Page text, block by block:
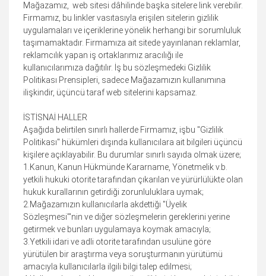
Mağazamız, web sitesi dâhilinde başka sitelere link verebilir.
Firmamız, bu linkler vasıtasıyla erişilen sitelerin gizlilik
uygulamaları ve içeriklerine yönelik herhangi bir sorumluluk
taşımamaktadır. Firmamıza ait sitede yayınlanan reklamlar,
reklamcılık yapan iş ortaklarımız aracılığı ile
kullanıcılarımıza dağıtılır. İş bu sözleşmedeki Gizlilik
Politikası Prensipleri, sadece Mağazamızın kullanımına
ilişkindir, üçüncü taraf web sitelerini kapsamaz.
İSTİSNAİ HALLER
Aşağıda belirtilen sınırlı hallerde Firmamız, işbu "Gizlilik
Politikası" hükümleri dışında kullanıcılara ait bilgileri üçüncü
kişilere açıklayabilir. Bu durumlar sınırlı sayıda olmak üzere;
1.Kanun, Kanun Hükmünde Kararname, Yönetmelik v.b.
yetkili hukuki otorite tarafından çıkarılan ve yürürlülükte olan
hukuk kurallarının getirdiği zorunluluklara uymak;
2.Mağazamızın kullanıcılarla akdettiği "Üyelik
Sözleşmesi"'nin ve diğer sözleşmelerin gereklerini yerine
getirmek ve bunları uygulamaya koymak amacıyla;
3.Yetkili idari ve adli otorite tarafından usulüne göre
yürütülen bir araştırma veya soruşturmanın yürütümü
amacıyla kullanıcılarla ilgili bilgi talep edilmesi;